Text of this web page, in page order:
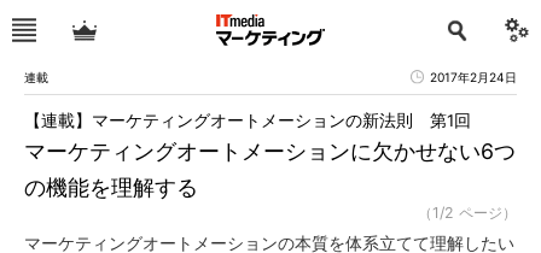
連載 2017年2月24日
マーケティングオートメーションに欠かせない6つ
の機能を理解する
【連載】マーケティングオートメーションの新法則 第1回
（1/2 ページ）
マーケティングオートメーションの本質を体系立てて理解したい